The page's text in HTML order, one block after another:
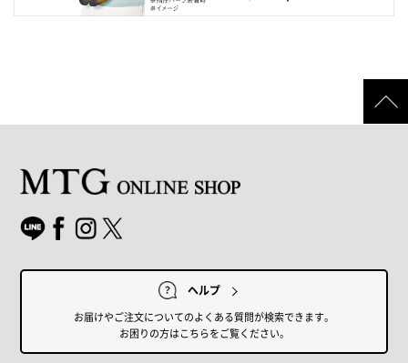
ヘルプ
お届けやご注文についてのよくある質問が検索できます。
お困りの方はこちらをご覧ください。